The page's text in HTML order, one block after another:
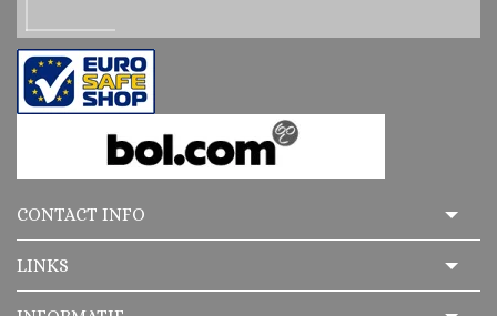
CONTACT INFO
LINKS